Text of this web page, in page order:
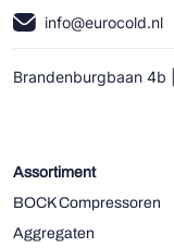
info@eurocold.nl
Brandenburgbaan 4b
Assortiment
BOCK Compressoren
Aggregaten